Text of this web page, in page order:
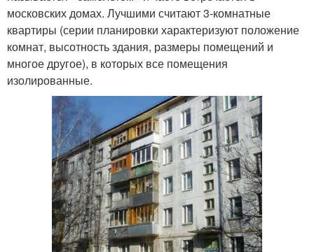
московских домах. Лучшими считают 3-комнатные
квартиры (серии планировки характеризуют положение
комнат, высотность здания, размеры помещений и
многое другое), в которых все помещения
изолированные.